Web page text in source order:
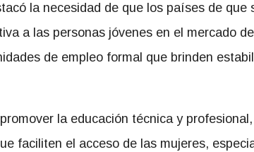
la necesidad de que los países de que
a las personas jóvenes en el mercado
de empleo formal que brinden
la educación técnica y
faciliten el acceso de las mujeres,